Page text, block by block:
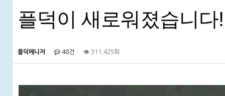
플덕이 새로워졌습니다!
플덕메니저 48건 311,425회